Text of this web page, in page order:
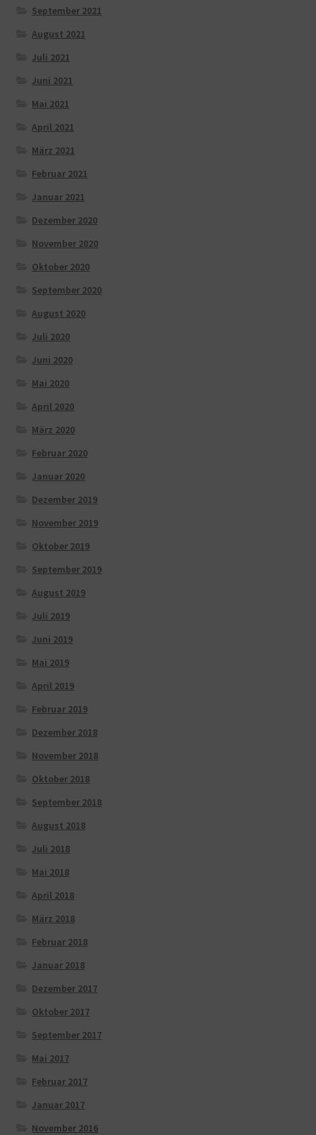
September 2021
August 2021
Juli 2021
Juni 2021
Mai 2021
April 2021
März 2021
Februar 2021
Januar 2021
Dezember 2020
November 2020
Oktober 2020
September 2020
August 2020
Juli 2020
Juni 2020
Mai 2020
April 2020
März 2020
Februar 2020
Januar 2020
Dezember 2019
November 2019
Oktober 2019
September 2019
August 2019
Juli 2019
Juni 2019
Mai 2019
April 2019
Februar 2019
Dezember 2018
November 2018
Oktober 2018
September 2018
August 2018
Juli 2018
Mai 2018
April 2018
März 2018
Februar 2018
Januar 2018
Dezember 2017
Oktober 2017
September 2017
Mai 2017
Februar 2017
Januar 2017
November 2016